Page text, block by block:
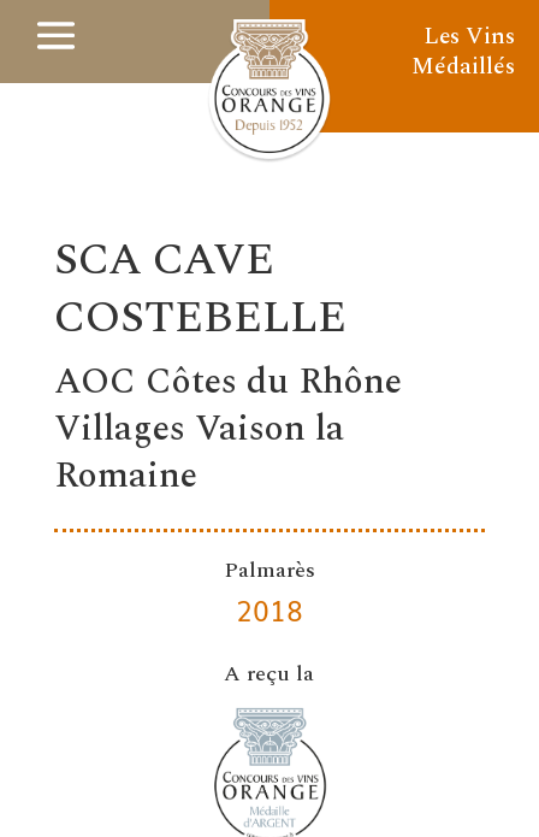
Les Vins
Médaillés
SCA CAVE
COSTEBELLE
AOC Côtes du Rhône
Villages Vaison la
Romaine
Palmarès
2018
A reçu la